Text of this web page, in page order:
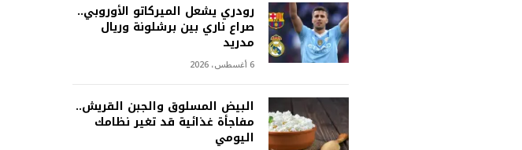
رودري يشعل الميركاتو الأوروبي..
صراع ناري بين برشلونة وريال
مدريد
6 أغسطس، 2026
البيض المسلوق والجبن القريش..
مفاجأة غذائية قد تغير نظامك
اليومي